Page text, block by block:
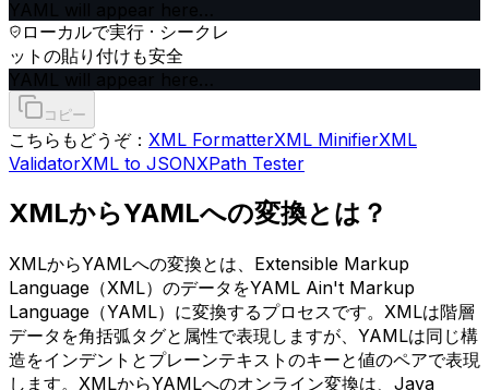
ローカルで実行 · シークレ
ットの貼り付けも安全
コピー
こちらもどうぞ： XML FormatterXML MinifierXML
ValidatorXML to JSONXPath Tester
XMLからYAMLへの変換とは？
XMLからYAMLへの変換とは、Extensible Markup
Language（XML）のデータをYAML Ain't Markup
Language（YAML）に変換するプロセスです。XMLは階層
データを角括弧タグと属性で表現しますが、YAMLは同じ構
造をインデントとプレーンテキストのキーと値のペアで表現
します。XMLからYAMLへのオンライン変換は、Java